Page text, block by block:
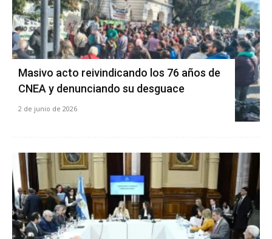
Masivo acto reivindicando los 76 años de
CNEA y denunciando su desguace
2 de junio de 2026